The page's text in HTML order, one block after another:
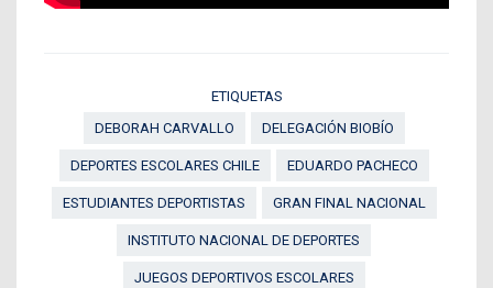
ETIQUETAS
DEBORAH CARVALLO
DELEGACIÓN BIOBÍO
DEPORTES ESCOLARES CHILE EDUARDO PACHECO
ESTUDIANTES DEPORTISTAS GRAN FINAL NACIONAL
INSTITUTO NACIONAL DE DEPORTES
JUEGOS DEPORTIVOS ESCOLARES